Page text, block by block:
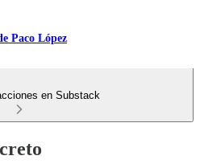
Paco López
en Substack